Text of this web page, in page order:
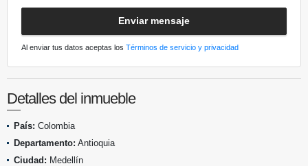
Enviar mensaje
Al enviar tus datos aceptas los Términos de servicio y privacidad
Detalles del inmueble
País: Colombia
Departamento: Antioquia
Ciudad: Medellín